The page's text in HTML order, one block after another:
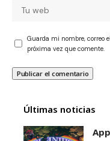
Guarda mi nombre, correo
próxima vez que comente.
Últimas noticias